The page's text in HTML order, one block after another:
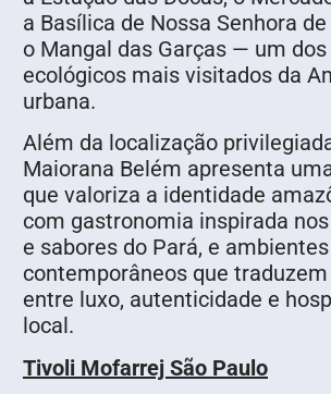
a Basílica de Nossa Senhora
o Mangal das Garças — um
ecológicos mais visitados da
urbana.
Além da localização
Maiorana Belém apresenta
que valoriza a identidade
com gastronomia inspirada
e sabores do Pará, e ambientes
contemporâneos que
entre luxo, autenticidade e
local.
Tivoli Mofarrej São Paulo